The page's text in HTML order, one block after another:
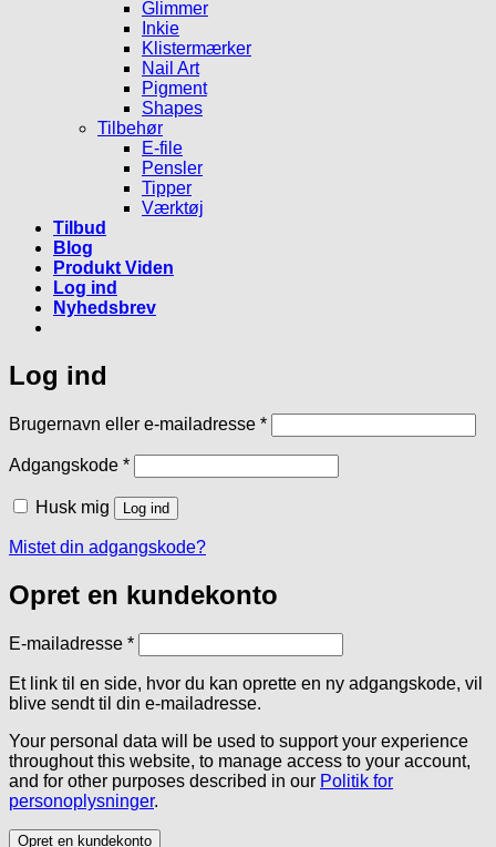
Glimmer
Inkie
Klistermærker
Nail Art
Pigment
Shapes
Tilbehør
E-file
Pensler
Tipper
Værktøj
Tilbud
Blog
Produkt Viden
Log ind
Nyhedsbrev
Log ind
Brugernavn eller e-mailadresse *Påkrævet
Adgangskode *Påkrævet
Husk mig Log ind
Mistet din adgangskode?
Opret en kundekonto
E-mailadresse *Påkrævet
Et link til en side, hvor du kan oprette en ny adgangskode, vil
blive sendt til din e-mailadresse.
Your personal data will be used to support your experience
throughout this website, to manage access to your account,
and for other purposes described in our Politik for
personoplysninger.
Opret en kundekonto